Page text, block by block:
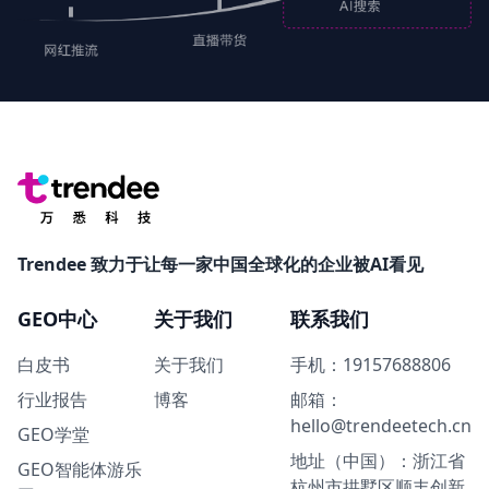
Trendee 致力于让每一家中国全球化的企业被AI看见
GEO中心
白皮书
行业报告
GEO学堂
GEO智能体游乐
关于我们
关于我们
博客
联系我们
手机：19157688806
邮箱：
hello@trendeetech.cn
地址（中国）：浙江省